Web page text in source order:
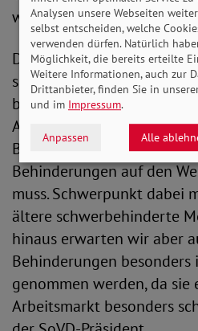
was im Koalitionsvertrag
Der SoVD fort die
sich endlich klar zur
bedeutet, dass neben einer
Ausgleichsabgabe
Beschäftigungsprogramm
Behinderungen auf den
muss. Schwerpunkt dabei
ältere schwerbehinderte
hinaus erwarten wir aber
Behinderungen besonders
genommen werden, da sie
Arbeitsmarkt besonders
Analysen unsere Webseiten
selbst entscheiden, welche
verwenden dürfen. Natürlich
Möglichkeit, die bereits erteilte
Weitere Informationen, auch zur
Drittanbieter, finden Sie in
und im Impressum.
Anpassen Alle